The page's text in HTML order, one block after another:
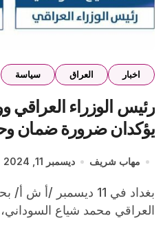
اخبار العراق سياسة
رئيس الوزراء العراقي
يؤكدان ضرورة ضمان
مهاب شريف ديسمبر 11, 2024
بغداد في 11 ديسمبر /أ ش أ/ بحث رئيس مجلس الوزراء
العراقي محمد شياع